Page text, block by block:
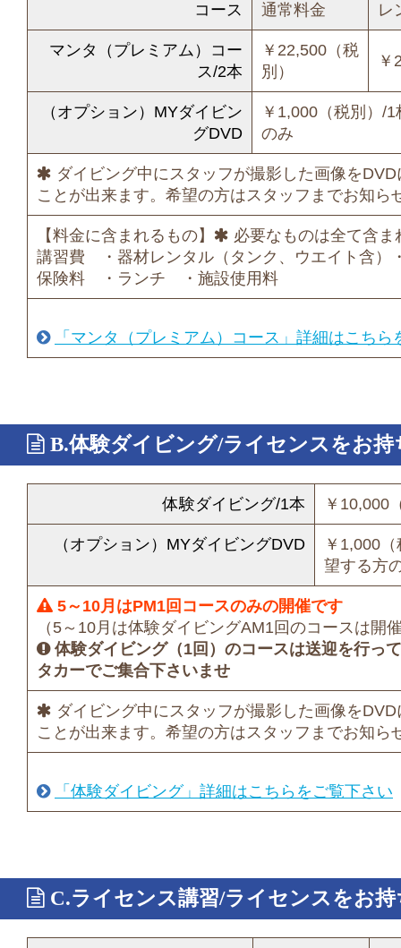
コース 通常料金 レ
マンタ（プレミアム）コー
ス/2本
￥22,500（税
別）
￥
（オプション）MYダイビン
グDVD
￥1,000（税別）
のみ
ダイビング中にスタッフが撮影した画像を
ことが出来ます。希望の方はスタッフまでお知ら
【料金に含まれるもの】
必要なものは全て含ま
講習費 ・器材レンタル（タンク、ウエイト含
保険料 ・ランチ ・施設使用料
「マンタ（プレミアム）コース」詳細はこちら
B.体験ダイビング/ライセンスをお持
体験ダイビング/1本 ￥10,000
（オプション）MYダイビングDVD
￥1,000
望する方
5～10月はPM1回コースのみの開催です
（5～10月は体験ダイビングAM1回のコースは開
体験ダイビング（1回）のコースは送迎を行っ
タカーでご集合下さいませ
ダイビング中にスタッフが撮影した画像を
ことが出来ます。希望の方はスタッフまでお知ら
「体験ダイビング」詳細はこちらをご覧下さい
C.ライセンス講習/ライセンスをお